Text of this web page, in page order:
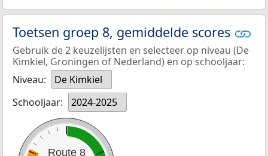
Toetsen groep 8, gemiddelde scores
Gebruik de 2 keuzelijsten en selecteer op niveau (De
Kimkiel, Groningen of Nederland) en op schooljaar:
Niveau:
De Kimkiel
Schooljaar:
2024-2025
Route 8